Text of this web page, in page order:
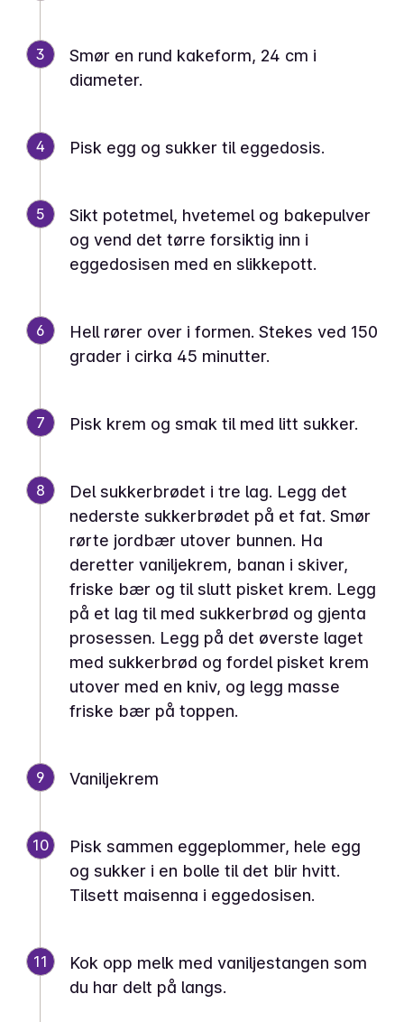
3
Smør en rund kakeform, 24 cm i
diameter.
4 Pisk egg og sukker til eggedosis.
5
Sikt potetmel, hvetemel og bakepulver
og vend det tørre forsiktig inn i
eggedosisen med en slikkepott.
6
Hell rører over i formen. Stekes ved 150
grader i cirka 45 minutter.
7 Pisk krem og smak til med litt sukker.
8
Del sukkerbrødet i tre lag. Legg det
nederste sukkerbrødet på et fat. Smør
rørte jordbær utover bunnen. Ha
deretter vaniljekrem, banan i skiver,
friske bær og til slutt pisket krem. Legg
på et lag til med sukkerbrød og gjenta
prosessen. Legg på det øverste laget
med sukkerbrød og fordel pisket krem
utover med en kniv, og legg masse
friske bær på toppen.
9 Vaniljekrem
10
Pisk sammen eggeplommer, hele egg
og sukker i en bolle til det blir hvitt.
Tilsett maisenna i eggedosisen.
11
Kok opp melk med vaniljestangen som
du har delt på langs.